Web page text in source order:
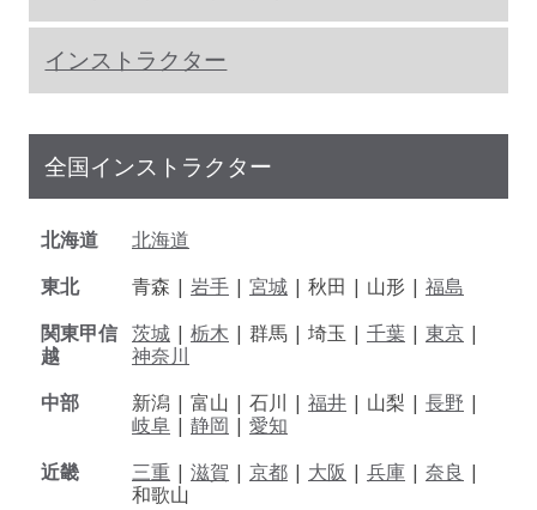
インストラクター
全国インストラクター
北海道
北海道
東北
青森 | 岩手 | 宮城 | 秋田 | 山形 | 福島
関東甲信
越
茨城 | 栃木 | 群馬 | 埼玉 | 千葉 | 東京 |
神奈川
中部
新潟 | 富山 | 石川 | 福井 | 山梨 | 長野 |
岐阜 | 静岡 | 愛知
近畿
三重 | 滋賀 | 京都 | 大阪 | 兵庫 | 奈良 |
和歌山